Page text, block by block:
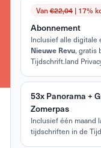
Van€22,04| 17%
Abonnement
Inclusief alle digitale
Nieuwe Revu, gratis
Tijdschrift.land
53x Panorama +
Zomerpas
Inclusief één maand
tijdschriften in de